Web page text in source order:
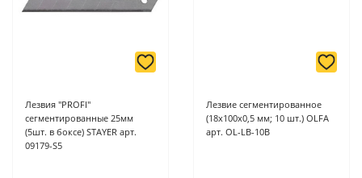
Лезвия "PROFI"
сегментированные 25мм
(5шт. в боксе) STAYER арт.
09179-S5
Лезвие сегментированное
(18х100х0,5 мм; 10 шт.) OLFA
арт. OL-LB-10B